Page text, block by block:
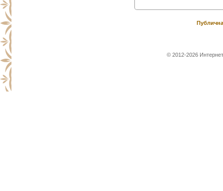
© 2012-2026